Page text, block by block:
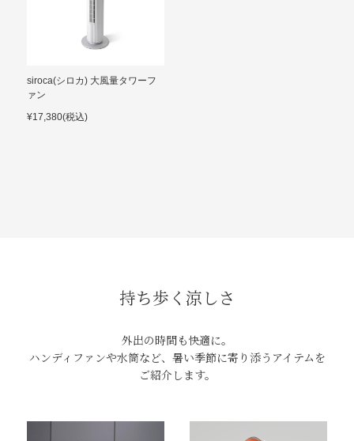
siroca(シロカ) 大風量タワーフ
ァン
¥17,380(税込)
持ち歩く涼しさ
外出の時間も快適に。
ハンディファンや水筒など、暑い季節に寄り添うアイテムを
ご紹介します。